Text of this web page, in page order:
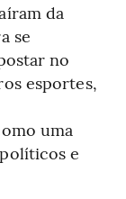
da
se
no
esportes,
uma
e